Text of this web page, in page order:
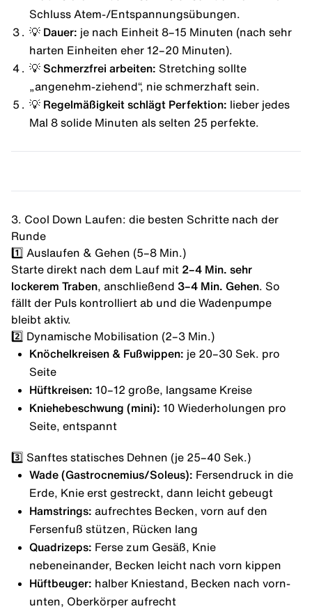
Schluss Atem-/Entspannungsübungen.
💡 Dauer: je nach Einheit 8–15 Minuten (nach sehr
harten Einheiten eher 12–20 Minuten).
💡 Schmerzfrei arbeiten: Stretching sollte
„angenehm-ziehend“, nie schmerzhaft sein.
💡 Regelmäßigkeit schlägt Perfektion: lieber jedes
Mal 8 solide Minuten als selten 25 perfekte.
3. Cool Down Laufen: die besten Schritte nach der
Runde
1️⃣ Auslaufen & Gehen (5–8 Min.)
Starte direkt nach dem Lauf mit 2–4 Min. sehr
lockerem Traben , anschließend 3–4 Min. Gehen . So
fällt der Puls kontrolliert ab und die Wadenpumpe
bleibt aktiv.
2️⃣ Dynamische Mobilisation (2–3 Min.)
Knöchelkreisen & Fußwippen: je 20–30 Sek. pro
Seite
Hüftkreisen: 10–12 große, langsame Kreise
Kniehebeschwung (mini): 10 Wiederholungen pro
Seite, entspannt
3️⃣ Sanftes statisches Dehnen (je 25–40 Sek.)
Wade (Gastrocnemius/Soleus): Fersendruck in die
Erde, Knie erst gestreckt, dann leicht gebeugt
Hamstrings: aufrechtes Becken, vorn auf den
Fersenfuß stützen, Rücken lang
Quadrizeps: Ferse zum Gesäß, Knie
nebeneinander, Becken leicht nach vorn kippen
Hüftbeuger: halber Kniestand, Becken nach vorn-
unten, Oberkörper aufrecht